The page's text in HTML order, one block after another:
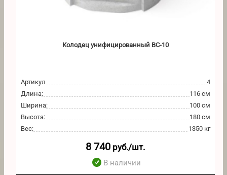
Колодец унифицированный ВС-10
Артикул
4
Длина:
116 см
Ширина:
100 см
Высота:
180 см
Вес: 1350 кг
8 740 руб./шт.
В наличии